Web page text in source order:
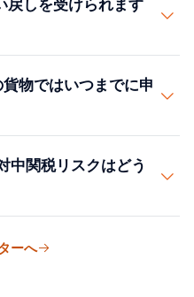
せください。
していたECセラーや小口
（CVD）命令を出してい
、鉄鋼・アルミ製品、ソ
ヤ、家具、化学品、水産
他のすべての適用関税に
ぶことがあります。
戻しを受けられます
的な払い戻し請求が可能
し、除外プログラムは何
ます。ファーストセール
工場価格を課税価格とし
額ひいては関税総額を引
物ではいつまでに申
するCBPの要件です。外
れる少なくとも24時間前
ん。ISFには、輸入者側の
コード、原産国、FIRMS
目のデータが必要で
中関税リスクはどう
評価額を引き下げるため
ーへ